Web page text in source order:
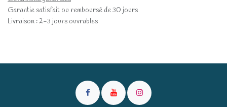
Garantie satisfait ou remboursé de 30 jours
Livraison : 2-3 jours ouvrables